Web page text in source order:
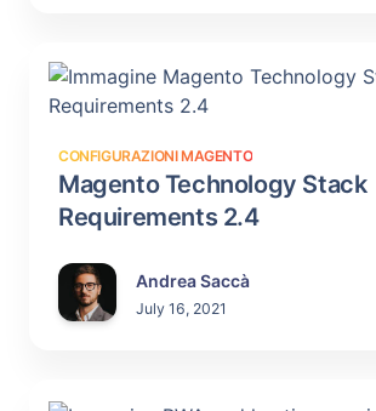
CONFIGURAZIONI MAGENTO
Magento Technology Stack
Requirements 2.4
Andrea Saccà
July 16, 2021